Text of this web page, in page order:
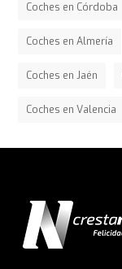
Coches en Córdoba
Coches en Almería
Coches en Jaén
Coches en Valencia